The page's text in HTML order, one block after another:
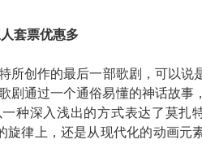
套票优惠多
所创作的最后一部歌剧，可以说
剧通过一个通俗易懂的神话故事
种深入浅出的方式表达了莫扎
旋律上，还是从现代化的动画元